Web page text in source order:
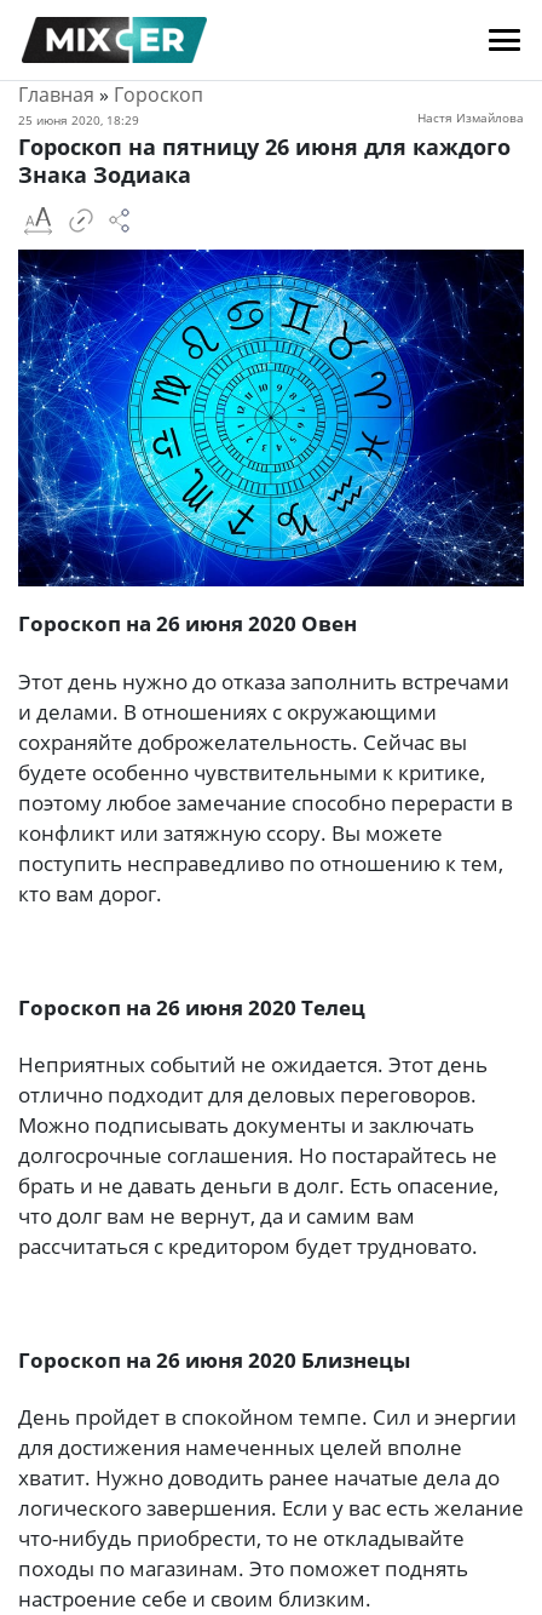
Главная » Гороскоп
25 июня 2020, 18:29 Настя Измайлова
Гороскоп на пятницу 26 июня для каждого
Знака Зодиака
Гороскоп на 26 июня 2020 Овен
Этот день нужно до отказа заполнить встречами
и делами. В отношениях с окружающими
сохраняйте доброжелательность. Сейчас вы
будете особенно чувствительными к критике,
поэтому любое замечание способно перерасти в
конфликт или затяжную ссору. Вы можете
поступить несправедливо по отношению к тем,
кто вам дорог.
Гороскоп на 26 июня 2020 Телец
Неприятных событий не ожидается. Этот день
отлично подходит для деловых переговоров.
Можно подписывать документы и заключать
долгосрочные соглашения. Но постарайтесь не
брать и не давать деньги в долг. Есть опасение,
что долг вам не вернут, да и самим вам
рассчитаться с кредитором будет трудновато.
Гороскоп на 26 июня 2020 Близнецы
День пройдет в спокойном темпе. Сил и энергии
для достижения намеченных целей вполне
хватит. Нужно доводить ранее начатые дела до
логического завершения. Если у вас есть желание
что-нибудь приобрести, то не откладывайте
походы по магазинам. Это поможет поднять
настроение себе и своим близким.